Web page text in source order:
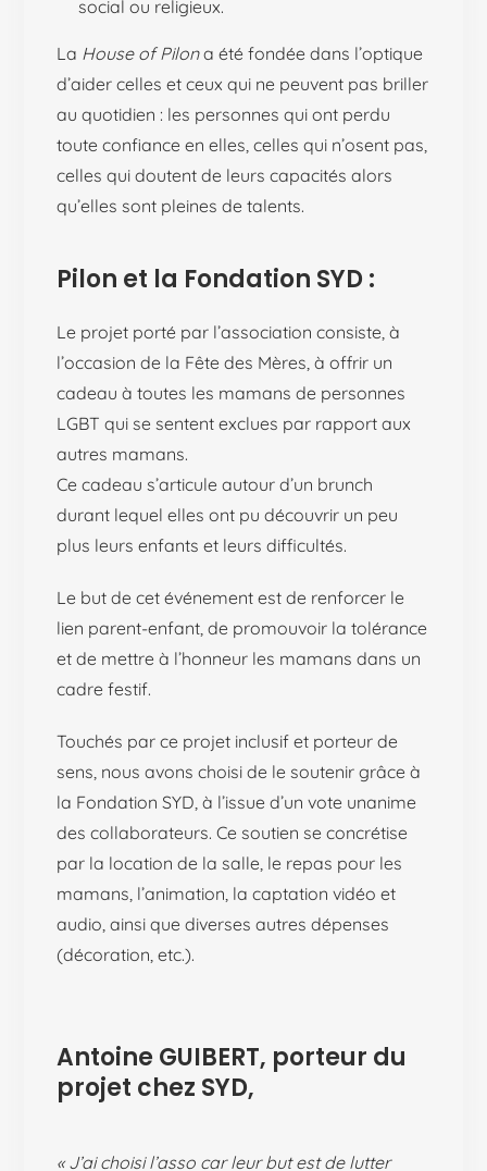
social ou religieux.
La House of Pilona été fondée dans l’optique
d’aider celles et ceux qui ne peuvent pas briller
au quotidien : les personnes qui ont perdu
toute confiance en elles, celles qui n’osent pas,
celles qui doutent de leurs capacités alors
qu’elles sont pleines de talents.
Pilon et la Fondation SYD :
Le projet porté par l’association consiste, à
l’occasion de la Fête des Mères, à offrir un
cadeau à toutes les mamans de personnes
LGBT qui se sentent exclues par rapport aux
autres mamans.
Ce cadeau s’articule autour d’un brunch
durant lequel elles ont pu découvrir un peu
plus leurs enfants et leurs difficultés.
Le but de cet événement est de renforcer le
lien parent-enfant, de promouvoir la tolérance
et de mettre à l’honneur les mamans dans un
cadre festif.
Touchés par ce projet inclusif et porteur de
sens, nous avons choisi de le soutenir grâce à
la Fondation SYD, à l’issue d’un vote unanime
des collaborateurs. Ce soutien se concrétise
par la location de la salle, le repas pour les
mamans, l’animation, la captation vidéo et
audio, ainsi que diverses autres dépenses
(décoration, etc.).
Antoine GUIBERT, porteur du
projet chez SYD,
« J’ai choisi l’asso car leur but est de lutter